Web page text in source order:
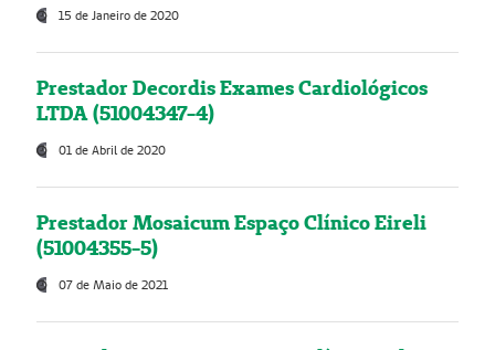
15 de Janeiro de 2020
Prestador Decordis Exames Cardiológicos
LTDA (51004347-4)
01 de Abril de 2020
Prestador Mosaicum Espaço Clínico Eireli
(51004355-5)
07 de Maio de 2021